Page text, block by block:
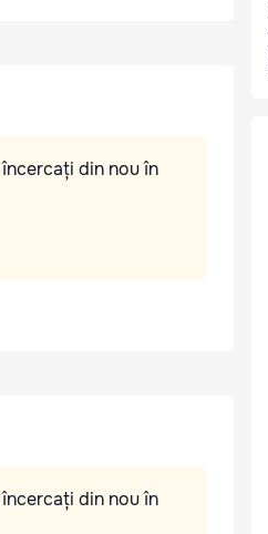
din nou în
din nou în